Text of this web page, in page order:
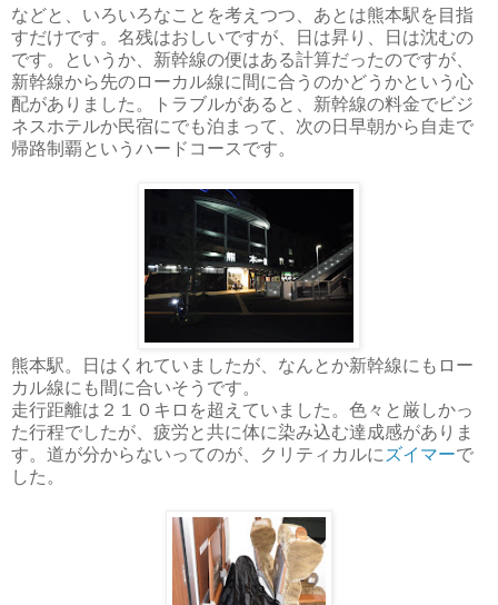
などと、いろいろなことを考えつつ、あとは熊本駅を目指
すだけです。名残はおしいですが、日は昇り、日は沈むの
です。というか、新幹線の便はある計算だったのですが、
新幹線から先のローカル線に間に合うのかどうかという心
配がありました。トラブルがあると、新幹線の料金でビジ
ネスホテルか民宿にでも泊まって、次の日早朝から自走で
帰路制覇というハードコースです。
熊本駅。日はくれていましたが、なんとか新幹線にもロー
カル線にも間に合いそうです。
走行距離は２１０キロを超えていました。色々と厳しかっ
た行程でしたが、疲労と共に体に染み込む達成感がありま
す。道が分からないってのが、クリティカルに ズイマーで
した。